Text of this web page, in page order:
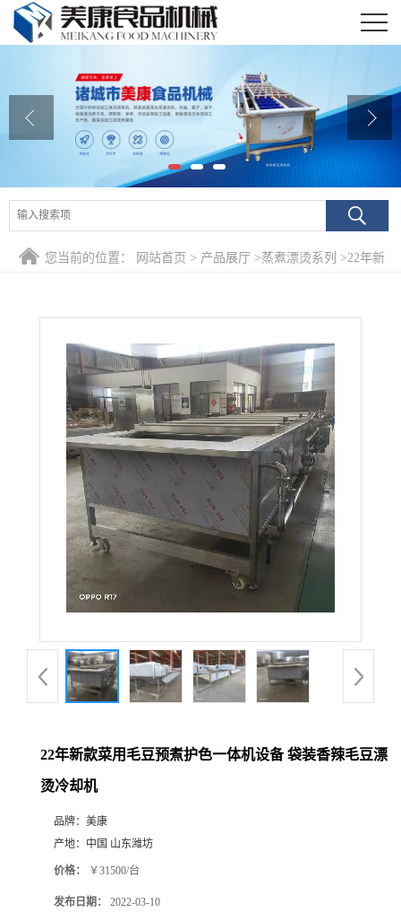
公司介绍
公司动态
产品展厅
联系我们
您当前的位置： 网站首页 > 产品展厅 >蒸煮漂烫系列 >22年新
22年新款菜用毛豆预煮护色一体机设备 袋装香辣毛豆漂
烫冷却机
品牌： 美康
产地： 中国 山东潍坊
价格： ￥31500/台
发布日期： 2022-03-10